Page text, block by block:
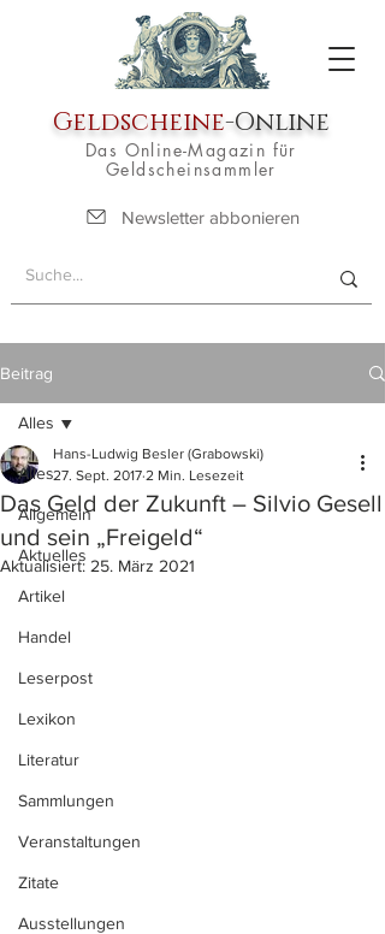
Geldscheine-Online
Das Online-Magazin für
Geldscheinsammler
Newsletter abbonieren
Beitrag
Alles
Allgemein
Aktuelles
Artikel
Handel
Leserpost
Lexikon
Literatur
Sammlungen
Veranstaltungen
Zitate
Ausstellungen
Alles
Das Geld der Zukunft – Silvio Gesell
und sein „Freigeld“
Hans-Ludwig Besler (Grabowski)
27. Sept. 2017 2 Min. Lesezeit
Aktualisiert: 25. März 2021